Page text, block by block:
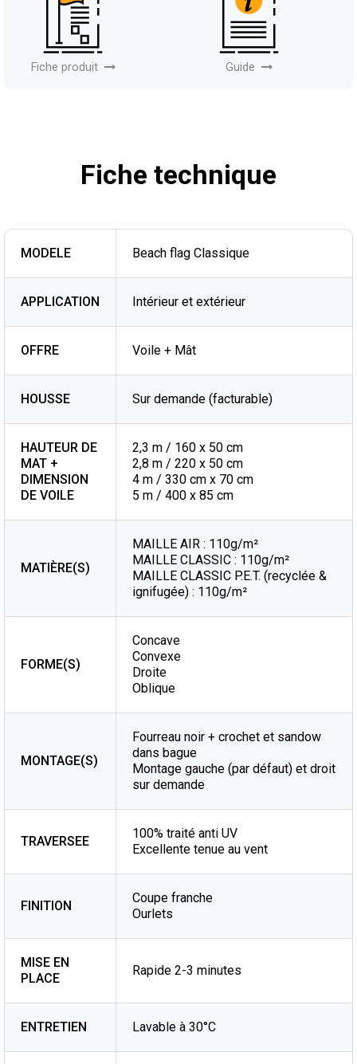
Fiche produit Guide
Fiche technique
MODELE Beach flag Classique
APPLICATION Intérieur et extérieur
OFFRE Voile + Mât
HOUSSE Sur demande (facturable)
HAUTEUR DE
MAT +
DIMENSION
DE VOILE
2,3 m / 160 x 50 cm
2,8 m / 220 x 50 cm
4 m / 330 cm x 70 cm
5 m / 400 x 85 cm
MATIÈRE(S)
MAILLE AIR : 110g/m²
MAILLE CLASSIC : 110g/m²
MAILLE CLASSIC P.E.T. (recyclée &
ignifugée) : 110g/m²
FORME(S)
Concave
Convexe
Droite
Oblique
MONTAGE(S)
Fourreau noir + crochet et sandow
dans bague
Montage gauche (par défaut) et droit
sur demande
TRAVERSEE
100% traité anti UV
Excellente tenue au vent
FINITION
Coupe franche
Ourlets
MISE EN
PLACE
Rapide 2-3 minutes
ENTRETIEN Lavable à 30°C